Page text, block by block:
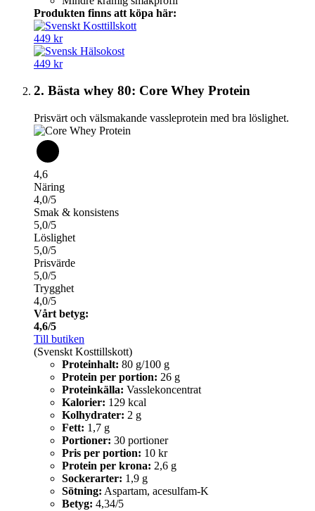
Produkten finns att köpa här:
449 kr
449 kr
2. Bästa whey 80: Core Whey Protein
Prisvärt och välsmakande vassleprotein med bra löslighet.
4,6
Näring
4,0/5
Smak & konsistens
5,0/5
Löslighet
5,0/5
Prisvärde
5,0/5
Trygghet
4,0/5
Vårt betyg:
4,6/5
Till butiken
(Svenskt Kosttillskott)
Proteinhalt: 80 g/100 g
Protein per portion: 26 g
Proteinkälla: Vasslekoncentrat
Kalorier: 129 kcal
Kolhydrater: 2 g
Fett: 1,7 g
Portioner: 30 portioner
Pris per portion: 10 kr
Protein per krona: 2,6 g
Sockerarter: 1,9 g
Sötning: Aspartam, acesulfam-K
Betyg: 4,34/5